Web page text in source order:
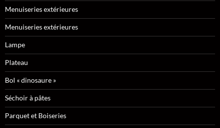
Menuiseries extérieures
Menuiseries extérieures
Lampe
Plateau
Bol « dinosaure »
Séchoir à pâtes
Parquet et Boiseries